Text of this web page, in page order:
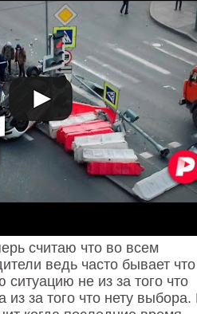
считаю что во всем
ведь часто бывает что
не из за того что
из за того что нету выбора.